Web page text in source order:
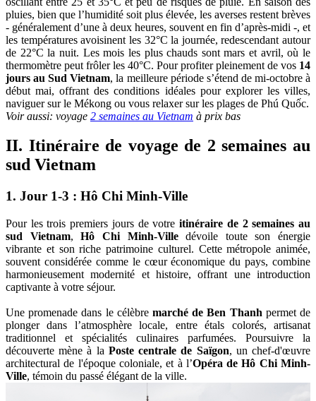
pluies, bien que l’humidité soit plus élevée, les averses restent brèves
- généralement d’une à deux heures, souvent en fin d’après-midi -, et
les températures avoisinent les 32°C la journée, redescendant autour
de 22°C la nuit. Les mois les plus chauds sont mars et avril, où le
thermomètre peut frôler les 40°C. Pour profiter pleinement de vos 14
jours au Sud Vietnam, la meilleure période s’étend de mi-octobre à
début mai, offrant des conditions idéales pour explorer les villes,
naviguer sur le Mékong ou vous relaxer sur les plages de Phú Quốc.
Voir aussi: voyage 2 semaines au Vietnam à prix bas
II. Itinéraire de voyage de 2 semaines au
sud Vietnam
1. Jour 1-3 : Hô Chi Minh-Ville
Pour les trois premiers jours de votreitinéraire de 2 semaines au
sud Vietnam,Hô Chi Minh-Villedévoile toute son énergie
vibrante et son riche patrimoine culturel. Cette métropole animée,
souvent considérée comme le cœur économique du pays, combine
harmonieusement modernité et histoire, offrant une introduction
captivante à votre séjour.
Une promenade dans le célèbre marché de Ben Thanh permet de
plonger dans l’atmosphère locale, entre étals colorés, artisanat
traditionnel et spécialités culinaires parfumées. Poursuivre la
découverte mène à la Poste centrale de Saïgon, un chef-d'œuvre
architectural de l'époque coloniale, et à l’Opéra de Hô Chi Minh-
Ville, témoin du passé élégant de la ville.